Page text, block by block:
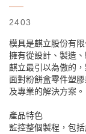
2403
模具是麒立股份有
擁有從設計、製造
麒立最引以為傲的
面對粉餅盒零件塑
及專業的解決方案。
產品特色
監控整個製程，包